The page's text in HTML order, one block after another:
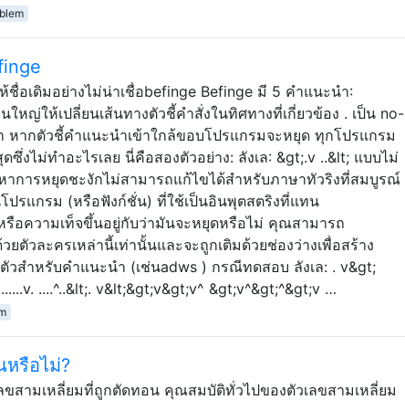
ชื่อเดิมอย่างไม่น่าเชื่อbefinge Befinge มี 5 คำแนะนำ:
ใหญ่ให้เปลี่ยนเส้นทางตัวชี้คำสั่งในทิศทางที่เกี่ยวข้อง . เป็น no-
ากตัวชี้คำแนะนำเข้าใกล้ขอบโปรแกรมจะหยุด ทุกโปรแกรม
งไม่ทำอะไรเลย นี่คือสองตัวอย่าง: ลังเล: &gt;.v ..&lt; แบบไม่
หาการหยุดชะงักไม่สามารถแก้ไขได้สำหรับภาษาทัวริงที่สมบูรณ์
ปรแกรม (หรือฟังก์ชั่น) ที่ใช้เป็นอินพุตสตริงที่แทน
อความเท็จขึ้นอยู่กับว่ามันจะหยุดหรือไม่ คุณสามารถ
ตัวละครเหล่านี้เท่านั้นและจะถูกเติมด้วยช่องว่างเพื่อสร้าง
สำหรับคำแนะนำ (เช่นadws ) กรณีทดสอบ ลังเล: . v&gt;
....^..&lt;. v&lt;&gt;v&gt;v^ &gt;v^&gt;^&gt;v …
รือไม่?
ขสามเหลี่ยมที่ถูกตัดทอน คุณสมบัติทั่วไปของตัวเลขสามเหลี่ยม